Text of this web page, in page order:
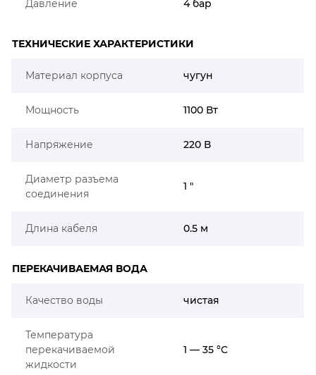
Давление 4 бар
ТЕХНИЧЕСКИЕ ХАРАКТЕРИСТИКИ
Материал корпуса чугун
Мощность 1100 Вт
Напряжение 220 В
Диаметр разъема
соединения
1 "
Длина кабеля 0.5 м
ПЕРЕКАЧИВАЕМАЯ ВОДА
Качество воды чистая
Температура
перекачиваемой
жидкости
1 — 35 °C